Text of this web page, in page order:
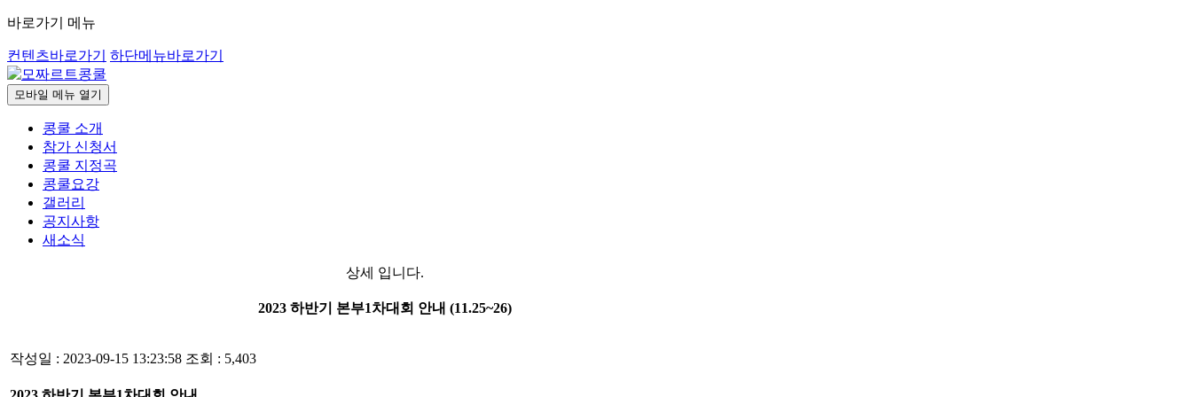
바로가기 메뉴
컨텐츠바로가기 하단메뉴바로가기
모바일 메뉴 열기
콩쿨 소개
참가 신청서
콩쿨 지정곡
콩쿨요강
갤러리
공지사항
새소식
상세 입니다.
2023 하반기 본부1차대회 안내 (11.25~26)
작성일 : 2023-09-15 13:23:58 조회 : 5,403